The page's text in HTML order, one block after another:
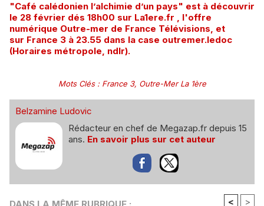
"Café calédonien l’alchimie d’un pays" est à découvrir
le 28 février dés 18h00 sur La1ere.fr , l'offre
numérique Outre-mer de France Télévisions, et
sur France 3 à 23.55 dans la case outremer.ledoc
(Horaires métropole, ndlr).
Mots Clés: France 3, Outre-Mer La 1ère
Belzamine Ludovic
Rédacteur en chef de Megazap.fr depuis 15
ans. En savoir plus sur cet auteur
< >